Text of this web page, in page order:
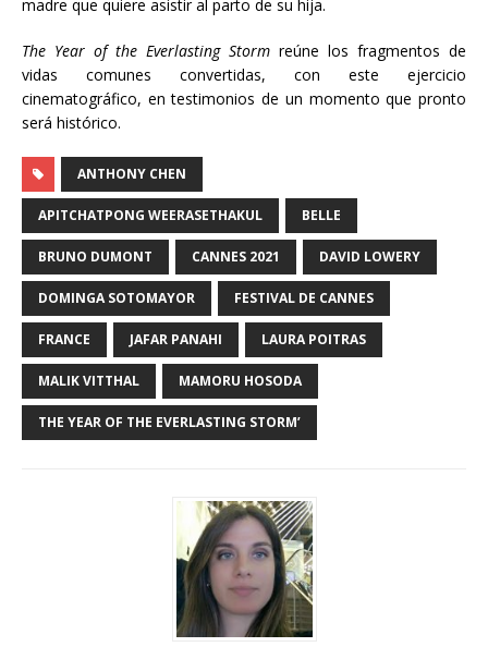
madre que quiere asistir al parto de su hija.
The Year of the Everlasting Storm reúne los fragmentos de
vidas comunes convertidas, con este ejercicio
cinematográfico, en testimonios de un momento que pronto
será histórico.
ANTHONY CHEN
APITCHATPONG WEERASETHAKUL BELLE
BRUNO DUMONT CANNES 2021 DAVID LOWERY
DOMINGA SOTOMAYOR FESTIVAL DE CANNES
FRANCE JAFAR PANAHI LAURA POITRAS
MALIK VITTHAL MAMORU HOSODA
THE YEAR OF THE EVERLASTING STORM’